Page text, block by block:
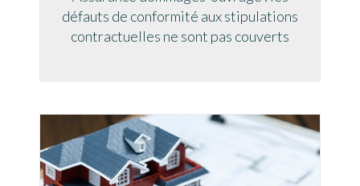
défauts de conformité aux stipulations
contractuelles ne sont pas couverts